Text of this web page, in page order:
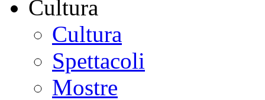
Cultura
Cultura
Spettacoli
Mostre